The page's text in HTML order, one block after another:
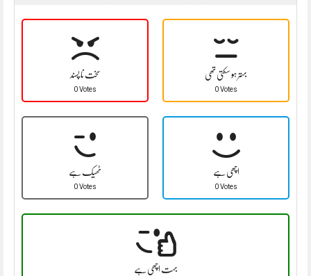
سخت نا پسند
0 Votes
بہتر ہو سکتی تھی
0 Votes
ٹھیک ہے
0 Votes
اچھی ہے
0 Votes
بہت اچھی ہے